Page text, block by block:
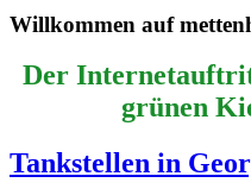
Willkommen auf
Der
grünen
Tankstellen in